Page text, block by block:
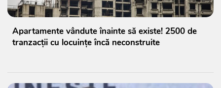
Apartamente vândute înainte să existe! 2500 de
tranzacții cu locuințe încă neconstruite